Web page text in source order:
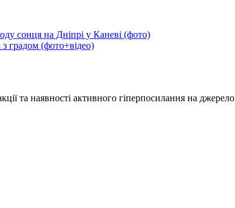
сонця на Дніпрі у Каневі (фото)
градом (фото+відео)
та наявності активного гіперпосилання на джерело